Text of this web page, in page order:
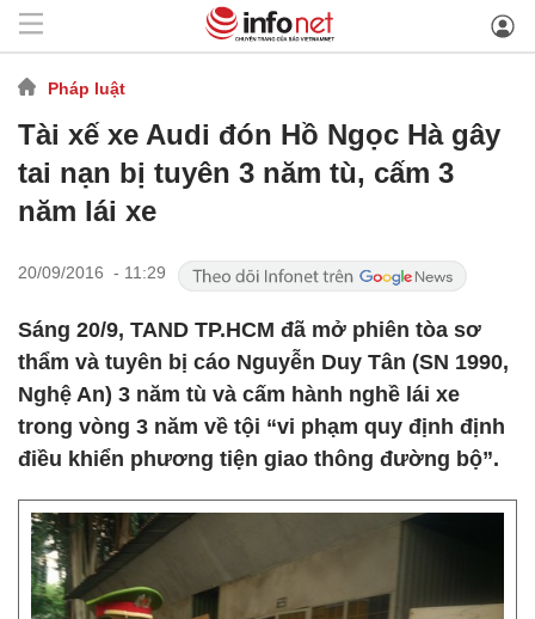
Pháp luật
Tài xế xe Audi đón Hồ Ngọc Hà gây
tai nạn bị tuyên 3 năm tù, cấm 3
năm lái xe
20/09/2016 - 11:29
Sáng 20/9, TAND TP.HCM đã mở phiên tòa sơ
thẩm và tuyên bị cáo Nguyễn Duy Tân (SN 1990,
Nghệ An) 3 năm tù và cấm hành nghề lái xe
trong vòng 3 năm về tội “vi phạm quy định định
điều khiển phương tiện giao thông đường bộ”.